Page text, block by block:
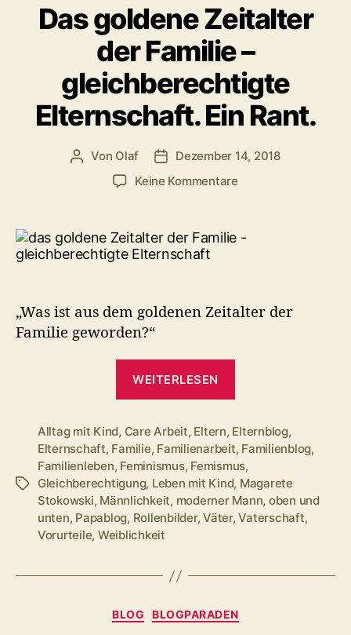
Das goldene Zeitalter
der Familie –
gleichberechtigte
Elternschaft. Ein Rant.
Beitragsautor
Von Olaf Veröffentlichungsdatum
Dezember 14, 2018
Keine Kommentarezu
Elternschaft.
„Was ist aus dem goldenen Zeitalter der
Familie geworden?“
WEITERLESEN
der
Familie
–
gleichberechtigte
Elternschaft.
Schlagwörter
Alltag mit Kind, Care Arbeit, Eltern, Elternblog,
Elternschaft, Familie, Familienarbeit, Familienblog,
Familienleben, Feminismus, Femismus,
Gleichberechtigung, Leben mit Kind, Magarete
Stokowski, Männlichkeit, moderner Mann, oben und
unten, Papablog, Rollenbilder,Väter,Vaterschaft,
Vorurteile, Weiblichkeit
Kategorien
BLOG BLOGPARADEN